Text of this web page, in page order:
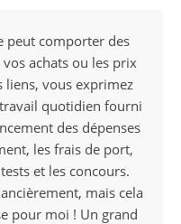
peut comporter des
achats ou les prix
liens, vous exprimez
quotidien fourni
des dépenses
les frais de port,
et les concours.
mais cela
pour moi ! Un grand